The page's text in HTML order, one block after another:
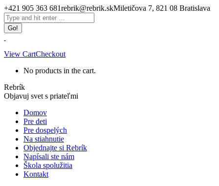
Skip
to
content
+421 905 363 681rebrik@rebrik.skMiletičova 7, 821 08 Bratislava
Facebook
page
opens
in
new
window
Search:
View CartCheckout
No products in the cart.
Rebrík
Objavuj svet s priateľmi
Domov
Pre deti
Pre dospelých
Na stiahnutie
Objednajte si Rebrík
Napísali ste nám
Škola spolužitia
Kontakt